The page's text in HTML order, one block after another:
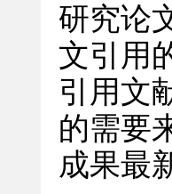
研究论
文引用
引用文
的需要
成果最